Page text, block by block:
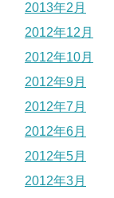
2013年2月
2012年12月
2012年10月
2012年9月
2012年7月
2012年6月
2012年5月
2012年3月